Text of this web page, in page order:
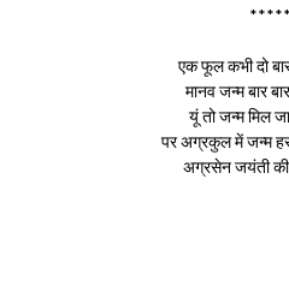
*****
एक फूल कभी दो
मानव जन्म बार
यूं तो जन्म मिल
पर अग्रकुल में जन्म हर
अग्रसेन जयंती